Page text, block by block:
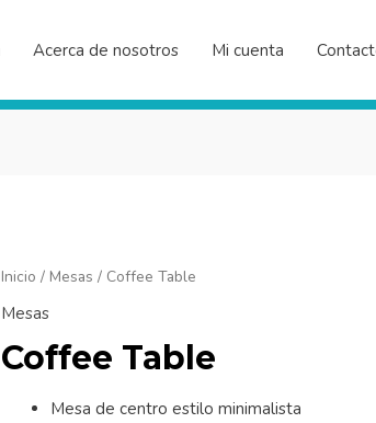
Acerca de nosotros Mi cuenta
Inicio / Mesas / Coffee Table
Mesas
Coffee Table
Mesa de centro estilo minimalista
Coffee
Table